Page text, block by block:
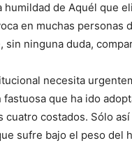
de Aquél que
en muchas personas
ninguna duda,
necesita
que ha ido
costados. Sólo
sufre bajo el peso del